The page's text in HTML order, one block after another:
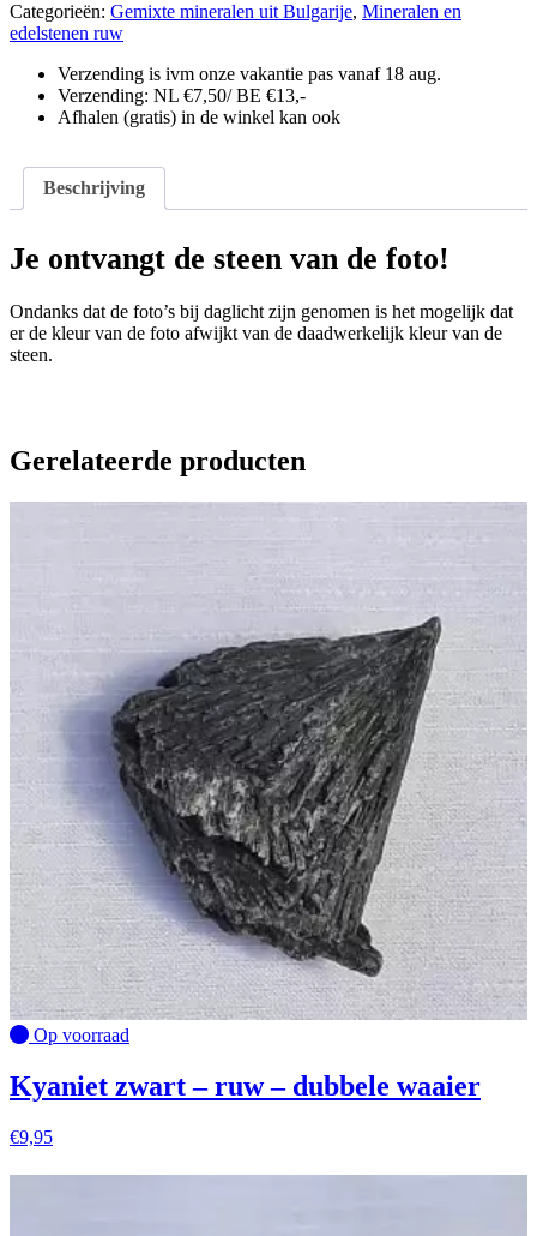
Categorieën: Gemixte mineralen uit Bulgarije, Mineralen en
edelstenen ruw
Verzending is ivm onze vakantie pas vanaf 18 aug.
Verzending: NL €7,50/ BE €13,-
Afhalen (gratis) in de winkel kan ook
Beschrijving
Je ontvangt de steen van de foto!
Ondanks dat de foto’s bij daglicht zijn genomen is het mogelijk dat
er de kleur van de foto afwijkt van de daadwerkelijk kleur van de
steen.
Gerelateerde producten
Op voorraad
Kyaniet zwart – ruw – dubbele waaier
€9,95